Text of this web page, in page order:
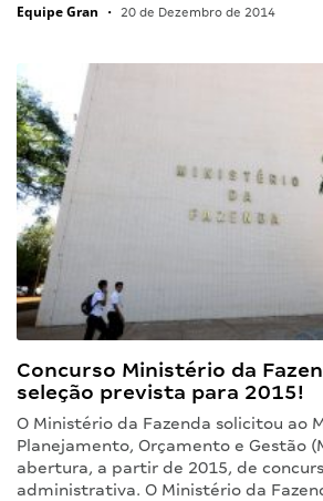
Equipe Gran • 20 de Dezembro de 2014
Concurso Ministério da
seleção prevista para 2015!
O Ministério da Fazenda solicitou ao
Planejamento, Orçamento e Gestão
abertura, a partir de 2015, de
administrativa. O Ministério da